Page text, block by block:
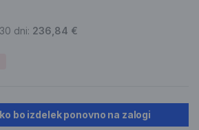
dni: 236,84 €
bo izdelek ponovno na zalogi